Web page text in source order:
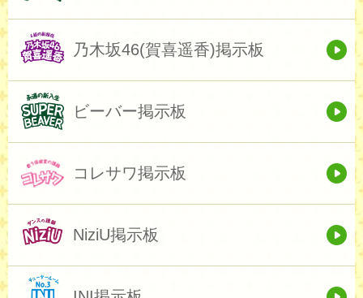
乃木坂46(賀喜遥香)掲示板
ビーバー掲示板
コレサワ掲示板
NiziU掲示板